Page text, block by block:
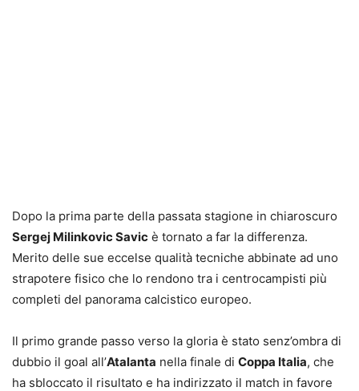
Dopo la prima parte della passata stagione in chiaroscuro
Sergej Milinkovic Savic è tornato a far la differenza.
Merito delle sue eccelse qualità tecniche abbinate ad uno
strapotere fisico che lo rendono tra i centrocampisti più
completi del panorama calcistico europeo.
Il primo grande passo verso la gloria è stato senz’ombra di
dubbio il goal all’Atalanta nella finale di Coppa Italia, che
ha sbloccato il risultato e ha indirizzato il match in favore